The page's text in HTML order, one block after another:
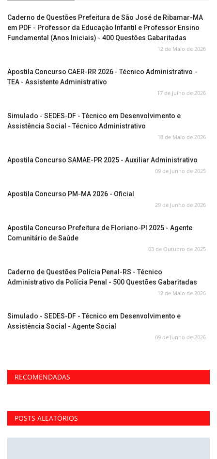
Caderno de Questões Prefeitura de São José de Ribamar-MA
em PDF - Professor da Educação Infantil e Professor Ensino
Fundamental (Anos Iniciais) - 400 Questões Gabaritadas
12 de Maio de 2026
Apostila Concurso CAER-RR 2026 - Técnico Administrativo -
TEA - Assistente Administrativo
17 de Julho de 2026
Simulado - SEDES-DF - Técnico em Desenvolvimento e
Assistência Social - Técnico Administrativo
18 de Maio de 2026
Apostila Concurso SAMAE-PR 2025 - Auxiliar Administrativo
09 de Junho de 2025
Apostila Concurso PM-MA 2026 - Oficial
29 de Junho de 2026
Apostila Concurso Prefeitura de Floriano-PI 2025 - Agente
Comunitário de Saúde
03 de Outubro de 2025
Caderno de Questões Polícia Penal-RS - Técnico
Administrativo da Polícia Penal - 500 Questões Gabaritadas
12 de Maio de 2026
Simulado - SEDES-DF - Técnico em Desenvolvimento e
Assistência Social - Agente Social
09 de Junho de 2026
RECOMENDADAS
POSTS ALEATÓRIOS